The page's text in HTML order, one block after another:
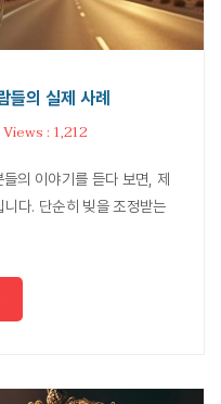
들의 실제 사례
: 1,212
의 이야기를 듣다 보면, 제
다. 단순히 빚을 조정받는